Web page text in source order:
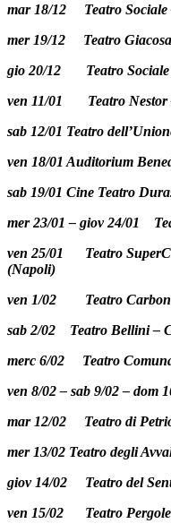
mar 18/12 Teatro Sociale
mer 19/12 Teatro
gio 20/12 Teatro Sociale
ven 11/01 Teatro Nestor
sab 12/01 Teatro
ven 18/01 Auditorium
sab 19/01 Cine Teatro
mer 23/01 – giov 24/01
ven 25/01 Teatro
(Napoli)
ven 1/02 Teatro
sab 2/02 Teatro Bellini –
merc 6/02 Teatro
ven 8/02 – sab 9/02 –
mar 12/02 Teatro di
mer 13/02 Teatro degli
giov 14/02 Teatro del
ven 15/02 Teatro